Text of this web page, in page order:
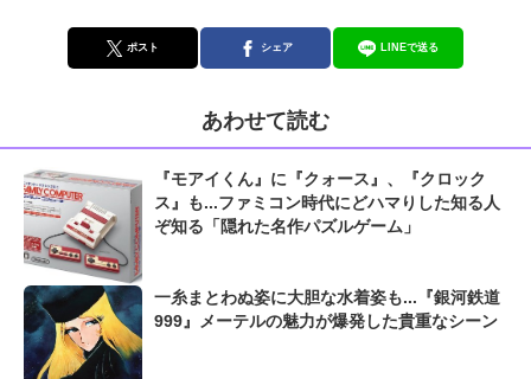
ポスト シェア LINEで送る
あわせて読む
『モアイくん』に『クォース』、『クロック
ス』も...ファミコン時代にどハマりした知る人
ぞ知る「隠れた名作パズルゲーム」
一糸まとわぬ姿に大胆な水着姿も...『銀河鉄道
999』メーテルの魅力が爆発した貴重なシーン